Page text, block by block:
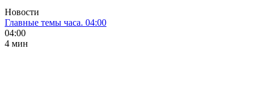
Новости
Главные темы часа. 04:00
04:00
4 мин